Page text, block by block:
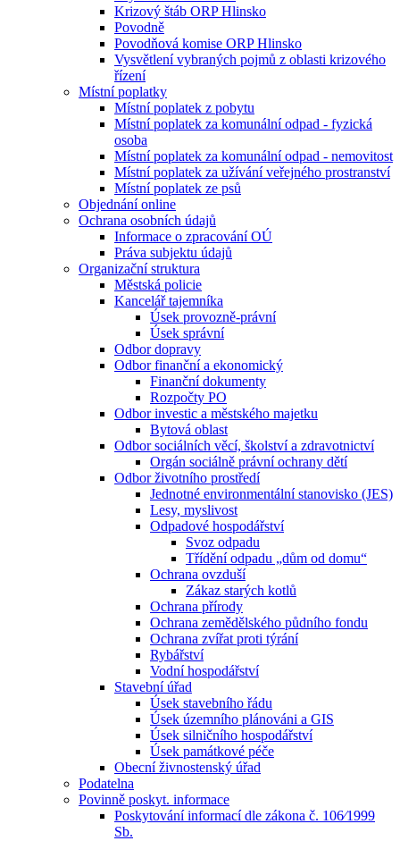
Krizový štáb ORP Hlinsko
Povodně
Povodňová komise ORP Hlinsko
Vysvětlení vybraných pojmů z oblasti krizového
řízení
Místní poplatky
Místní poplatek z pobytu
Místní poplatek za komunální odpad - fyzická
osoba
Místní poplatek za komunální odpad - nemovitost
Místní poplatek za užívání veřejného prostranství
Místní poplatek ze psů
Objednání online
Ochrana osobních údajů
Informace o zpracování OÚ
Práva subjektu údajů
Organizační struktura
Městská policie
Kancelář tajemníka
Úsek provozně-právní
Úsek správní
Odbor dopravy
Odbor finanční a ekonomický
Finanční dokumenty
Rozpočty PO
Odbor investic a městského majetku
Bytová oblast
Odbor sociálních věcí, školství a zdravotnictví
Orgán sociálně právní ochrany dětí
Odbor životního prostředí
Jednotné environmentální stanovisko (JES)
Lesy, myslivost
Odpadové hospodářství
Svoz odpadu
Třídění odpadu „dům od domu“
Ochrana ovzduší
Zákaz starých kotlů
Ochrana přírody
Ochrana zemědělského půdního fondu
Ochrana zvířat proti týrání
Rybářství
Vodní hospodářství
Stavební úřad
Úsek stavebního řádu
Úsek územního plánováni a GIS
Úsek silničního hospodářství
Úsek památkové péče
Obecní živnostenský úřad
Podatelna
Povinně poskyt. informace
Poskytování informací dle zákona č. 106⁄1999
Sb.